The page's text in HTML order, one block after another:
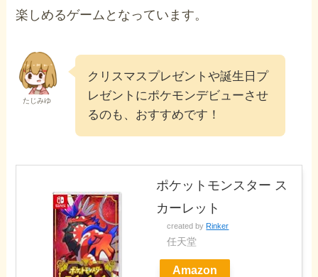
楽しめるゲームとなっています。
たじみゆ
クリスマスプレゼントや誕生日プ
レゼントにポケモンデビューさせ
るのも、おすすめです！
ポケットモンスター ス
カーレット
created by Rinker
任天堂
Amazon